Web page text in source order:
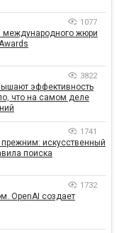
1077
международного жюри
3822
эффективность
что на самом деле
1741
искусственный
поиска
1732
OpenAI создает